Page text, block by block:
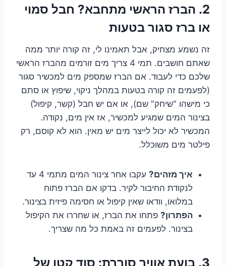
2. הברז הראשי מתחבא? חבל סמוי
או ברז סגור בטעות
זה נשמע מצחיק, אבל תאמינו לי, זה קורה יותר ממה
שאתם חושבים. תמי 4 צריך מים זורמים מהברז הראשי
שלכם כדי לעבוד. אם הברז שמספק מים למכשיר סגור
(לפעמים זה קורה בטעות במהלך ניקוי, שיפוץ או סתם
כי מישהו "שיחק" שם), או אם יש חבל (קשר, קיפול)
בצינור המים שמגיע למכשיר, אז אין מים, נקודה.
המכשיר לא יכול לייצר מים יש מאין. הוא לא קוסם, רק
פילטר מים משוכלל.
איך מזהים?
עקבו אחר צינור המים מתמי 4 עד
לנקודת החיבור לקיר. בדקו אם הברז פתוח
במלואו, וודאו שאין קיפול או חסימה פיזית בצינור.
הפתרון? פתחו את הברז, או שחררו את הקיפול
בצינור. לפעמים זה באמת כל מה שצריך.
3. בועת אוויר סוררת: סוד קטן של